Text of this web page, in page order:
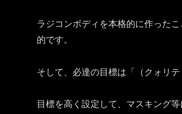
ラジコンボディを本格的に作った
的です。
そして、必達の目標は「（クォリ
目標を高く設定して、マスキング